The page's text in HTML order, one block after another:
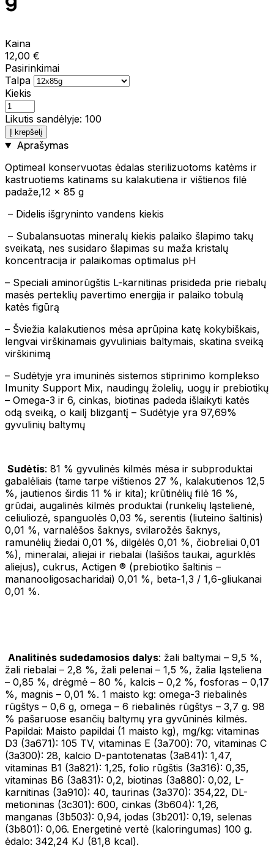
Kaina
12,00 €
Pasirinkimai
Talpa
Kiekis
Likutis sandėlyje: 100
Į krepšelį
Aprašymas
Optimeal konservuotas ėdalas sterilizuotoms katėms ir
kastruotiems katinams su kalakutiena ir vištienos filė
padaže,12 x 85 g
– Didelis išgryninto vandens kiekis
– Subalansuotas mineralų kiekis palaiko šlapimo takų
sveikatą, nes susidaro šlapimas su maža kristalų
koncentracija ir palaikomas optimalus pH
– Speciali aminorūgštis L-karnitinas prisideda prie riebalų
masės perteklių pavertimo energija ir palaiko tobulą
katės figūrą
– Šviežia kalakutienos mėsa aprūpina katę kokybiškais,
lengvai virškinamais gyvuliniais baltymais, skatina sveiką
virškinimą
– Sudėtyje yra imuninės sistemos stiprinimo komplekso
Imunity Support Mix, naudingų žolelių, uogų ir prebiotikų
– Omega-3 ir 6, cinkas, biotinas padeda išlaikyti katės
odą sveiką, o kailį blizgantį – Sudėtyje yra 97,69%
gyvulinių baltymų
Sudėtis: 81 % gyvulinės kilmės mėsa ir subproduktai
gabalėliais (tame tarpe vištienos 27 %, kalakutienos 12,5
%, jautienos širdis 11 % ir kita); krūtinėlių filė 16 %,
grūdai, augalinės kilmės produktai (runkelių ląstelienė,
celiuliozė, spanguolės 0,03 %, serentis (liuteino šaltinis)
0,01 %, varnalėšos šaknys, svilarožės šaknys,
ramunėlių žiedai 0,01 %, dilgėlės 0,01 %, čiobreliai 0,01
%), mineralai, aliejai ir riebalai (lašišos taukai, agurklės
aliejus), cukrus, Actigen ® (prebiotiko šaltinis –
mananooligosacharidai) 0,01 %, beta-1,3 / 1,6-gliukanai
0,01 %.
Analitinės sudedamosios dalys: žali baltymai – 9,5 %,
žali riebalai – 2,8 %, žali pelenai – 1,5 %, žalia ląsteliena
– 0,85 %, drėgmė – 80 %, kalcis – 0,2 %, fosforas – 0,17
%, magnis – 0,01 %. 1 maisto kg: omega-3 riebalinės
rūgštys – 0,6 g, omega – 6 riebalinės rūgštys – 3,7 g. 98
% pašaruose esančių baltymų yra gyvūninės kilmės.
Papildai: Maisto papildai (1 maisto kg), mg/kg: vitaminas
D3 (3a671): 105 TV, vitaminas Е (3a700): 70, vitaminas C
(3a300): 28, kalcio D-pantotenatas (3a841): 1,47,
vitaminas В1 (3а821): 1,25, folio rūgštis (3a316): 0,35,
vitaminas B6 (3a831): 0,2, biotinas (3a880): 0,02, L-
karnitinas (3a910): 40, taurinas (3a370): 354,22, DL-
metioninas (3с301): 600, cinkas (3b604): 1,26,
manganas (3b503): 0,94, jodas (3b201): 0,19, selenas
(3b801): 0,06. Energetinė vertė (kaloringumas) 100 g.
ėdalo: 342,24 KJ (81,8 kcal).